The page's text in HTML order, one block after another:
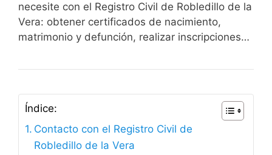
necesite con el Registro Civil de Robledillo de la
Vera: obtener certificados de nacimiento,
matrimonio y defunción, realizar inscripciones…
Índice:
Contacto con el Registro Civil de
Robledillo de la Vera